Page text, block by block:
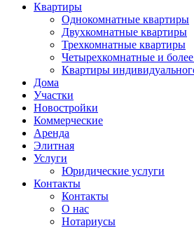
Квартиры
Однокомнатные квартиры
Двухкомнатные квартиры
Трехкомнатные квартиры
Четырехкомнатные и
Квартиры
Дома
Участки
Новостройки
Коммерческие
Аренда
Элитная
Услуги
Юридические услуги
Контакты
Контакты
О нас
Нотариусы